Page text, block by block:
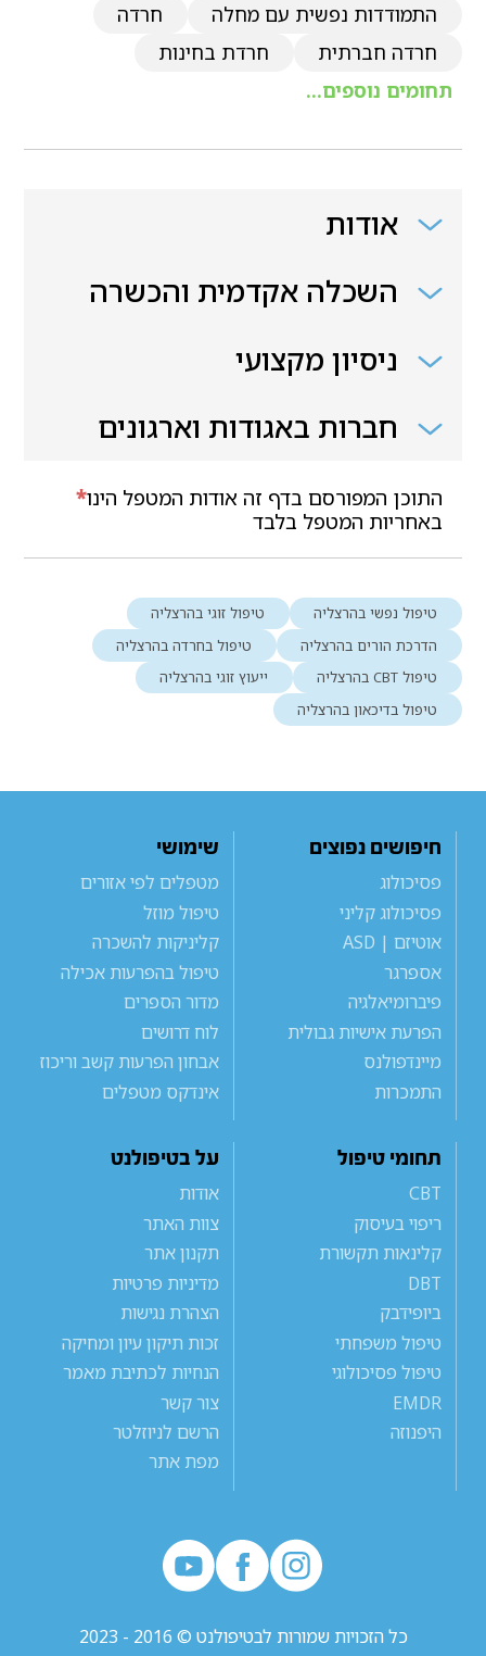
התמודדות נפשית עם מחלה
חרדה
חרדה חברתית
חרדת בחינות
תחומים נוספים...
אודות
השכלה אקדמית והכשרה
ניסיון מקצועי
חברות באגודות וארגונים
*התוכן המפורסם בדף זה אודות המטפל הינו
באחריות המטפל בלבד
טיפול נפשי בהרצליה
טיפול זוגי בהרצליה
הדרכת הורים בהרצליה
טיפול בחרדה בהרצליה
טיפול CBT בהרצליה
ייעוץ זוגי בהרצליה
טיפול בדיכאון בהרצליה
חיפושים נפוצים
פסיכולוג
פסיכולוג קליני
אוטיזם | ASD
אספרגר
פיברומיאלגיה
הפרעת אישיות גבולית
מיינדפולנס
התמכרות
שימושי
מטפלים לפי אזורים
טיפול מוזל
קליניקות להשכרה
טיפול בהפרעות אכילה
מדור הספרים
לוח דרושים
אבחון הפרעות קשב וריכוז
אינדקס מטפלים
תחומי טיפול
CBT
ריפוי בעיסוק
קלינאות תקשורת
DBT
ביופידבק
טיפול משפחתי
טיפול פסיכולוגי
EMDR
היפנוזה
על בטיפולנט
אודות
צוות האתר
תקנון אתר
מדיניות פרטיות
הצהרת נגישות
זכות תיקון עיון ומחיקה
הנחיות לכתיבת מאמר
צור קשר
הרשם לניוזלטר
מפת אתר
כל הזכויות שמורות לבטיפולנט © 2016 - 2023